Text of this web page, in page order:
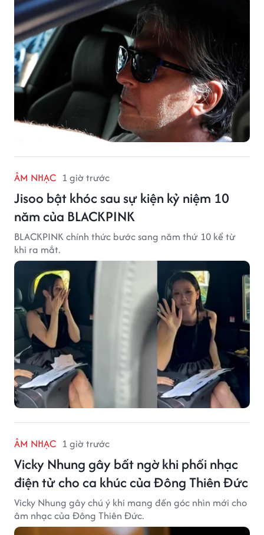
ÂM NHẠC 1 giờ trước
Jisoo bật khóc sau sự kiện kỷ niệm 10
năm của BLACKPINK
BLACKPINK chính thức bước sang năm thứ 10 kể từ
khi ra mắt.
ÂM NHẠC 1 giờ trước
Vicky Nhung gây bất ngờ khi phối nhạc
điện tử cho ca khúc của Đông Thiên Đức
Vicky Nhung gây chú ý khi mang đến góc nhìn mới cho
âm nhạc của Đông Thiên Đức.